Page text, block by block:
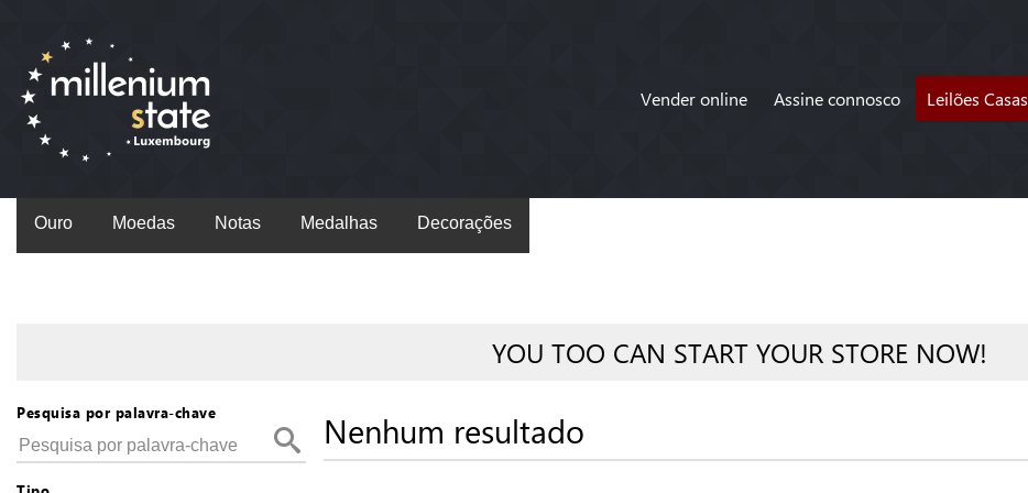
Vender online Assine connosco Leilões Casas
Ouro Moedas Notas Medalhas Decorações
YOU TOO CAN START YOUR STORE NOW!
Pesquisa por palavra-chave Nenhum resultado